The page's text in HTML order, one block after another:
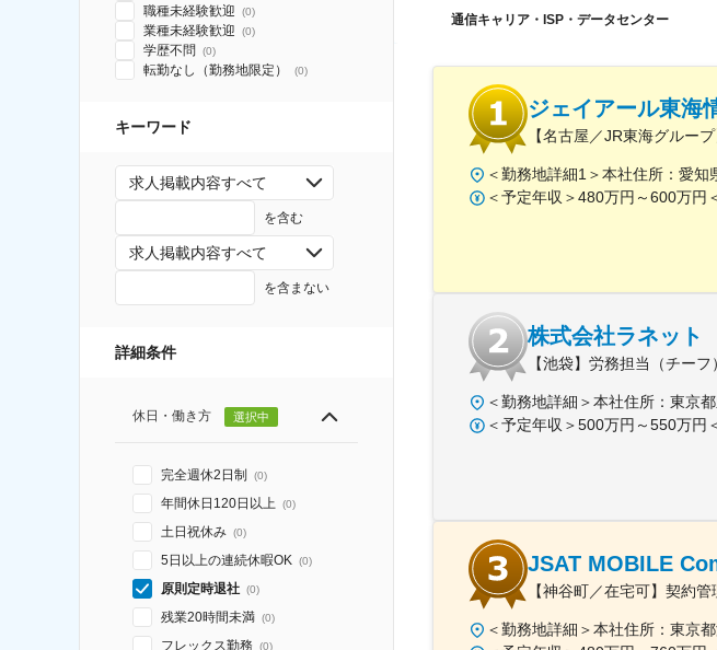
職種未経験歓迎 (0)
業種未経験歓迎 (0)
学歴不問 (0)
転勤なし（勤務地限定） (0)
キーワード
求人掲載内容すべて
を含む
求人掲載内容すべて
を含まない
詳細条件
休日・働き方 選択中
完全週休2日制 (0)
年間休日120日以上 (0)
土日祝休み (0)
5日以上の連続休暇OK (0)
原則定時退社 (0)
残業20時間未満 (0)
フレックス勤務 (0)
通信キャリア・ISP・データセンター
ジェイアール東海
【名古屋／JR東海グルー
株式会社ラネット
【池袋】労務担当（チー
JSAT MOBILE
【神谷町／在宅可】契約